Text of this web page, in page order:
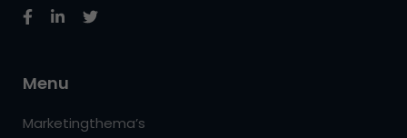
Menu
Marketingthema’s